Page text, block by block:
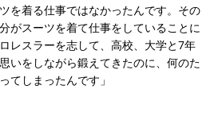
を着る仕事ではなかったんです。その
がスーツを着て仕事をしていることに
レスラーを志して、高校、大学と7年
いをしながら鍛えてきたのに、何のた
てしまったんです」